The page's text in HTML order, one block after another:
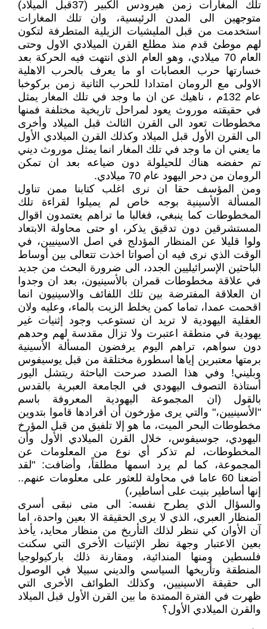
تلك المغارات زمن هيرودس الكبير (37قبل الميلاد)
متوجهين الى المدن الرئيسية، وان تلك المغارات
استخدمت من قبل المليشيات الزيلية المتطرفة لتكون
لهم موطئ قدم منذ مطلع القرن الميلادي الاول وحتى
العام 70 ميلادي، وهو العام الذي انتهت فيه الحركة بعد
خسارتها حرب العصابات او ما يعرف بالحرب الاهلية
الاولى مع الرومان امتدادا للحرب الثانية زمن بركوخبا
عام 132م ، ناهيك عن ان ما وجد في تلك المغار يمثل
في حقيقته موروث يعود لمراحل تاريخية مختلفة فمنها
مخطوطات تعود الى القرن الثالث قبل الميلاد وأخرى
الى القرن الأول قبل الميلاد وكذلك القرن الميلادي الأول
ما يعني ان ما وجد في تلك المغار انما يمثل موروث ديني
تم حفضه هناك للحيلولة دون ضياعه بعد ان تمكن
الرومان من دحر اليهود عام 70 ميلادي.
ومن المؤسف حقا ان نرى اغلب كتابنا ممن تناول
المسألة الأسينية بوجه خاص لم يميلوا لقراءة تلك
المخطوطات كما ينبغي، فغالبا ما تراهم يعتمدون اقوال
المستشرقين دون تدقيق يذكر، او حتى محاولة الابتعاد
ولوا قليلا عن المنظار المؤدلج في اصل الاسينيين، في
الوقت الذي نرى فيه ان أصواتا اخذت تتعالى بين أوساط
الباحثين الإسرائيليين الجدد، الى ضرورة البحث من جديد
في علاقة مخطوطات قمران بالأسينيون، بعد ان وجدوا
ان العلاقة المفترضة بين تلك اللفائف والاسينيون انما
اقحمت عمدا، تماما كمن يخلط الزيت بالماء، وعليه ولان
العقلية اليهودية لا تريد ان تستوعب وجود إثنيات غير
يهودية في منطقة اعتبرت ولا تزال مقدسة لهم وحدهم
دون سواهم، تراهم اليوم يرفضون المسألة الأسينية
برمتها معتبرين إياها اسطورة مختلقة من قبل يوسيفوس
وبليني! وفي هذا الصدد صرحت الباحثة ريتشل اليور
أستاذة التصوف اليهودي في الجامعة العبرية بالقدس
بالقول (ان المجموعة اليهودية المعروفة باسم
"الأسينيين،" والتي يرى مؤرخون أن أفرادها قاموا بتدوين
مخطوطات البحر الميت، ما هو إلا تلفيق من قبل المؤرخ
اليهودي، جوسيفوس، خلال القرن الميلادي الأول وأن
المخطوطات، لم تذكر أي نوع من المعلومات عن
المجموعة، كما لم يرد اسمها مطلقاً، وأضافت: "لقد
أضعنا 60 عاما في محاولة للعثور على معلومات عنهم..
إنها أساطير بنيت على أساطير،)
والسؤال الذي يطرح نفسه: الى متى نبقى أسرى
المنظار العبري، الذي لا يرى الحقيقة الا بعين واحدة، اما
آن الأوان كي ننظر لذلك التأريخ من منظار محايد، يأخذ
بعين الاعتبار وجهة نظر الإثنيات الأخرى التي سكنت
فلسطين ومنها المندائية، ومقارنة ذلك باركيولوجيا
المنطقة وتأريخها السياسي والديني سبيلا في الوصول
الى حقيقة الاسينيين، وكذلك الطوائف الأخرى التي
ظهرت في الفترة الممتدة ما بين القرن الأول قبل الميلاد
والقرن الميلادي الأول؟